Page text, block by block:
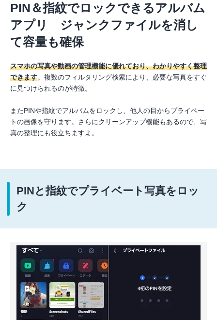
PIN＆指紋でロックできるアルバム
アプリ ジャンクファイルを消し
て容量も確保
スマホの写真や動画の管理機能に優れており、わかりやすく整理
できます。複数のフィルタリング検索により、必要な写真をすぐ
に見つけられるのが特徴。
またPINや指紋でアルバムをロックし、他人の目からプライベー
トの画像を守ります。さらにクリーンアップ機能もあるので、写
真の整理にも役立ちますよ。
PINと指紋でプライベート写真をロッ
ク